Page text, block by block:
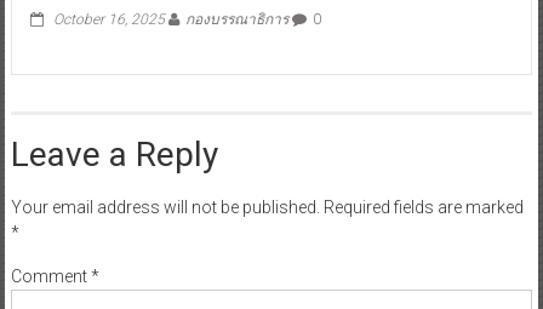
October 16, 2025 กองบรรณาธิการ 0
Leave a Reply
Your email address will not be published. Required fields are marked
*
Comment*